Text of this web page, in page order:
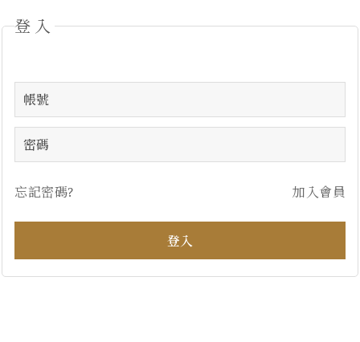
登入
忘記密碼? 加入會員